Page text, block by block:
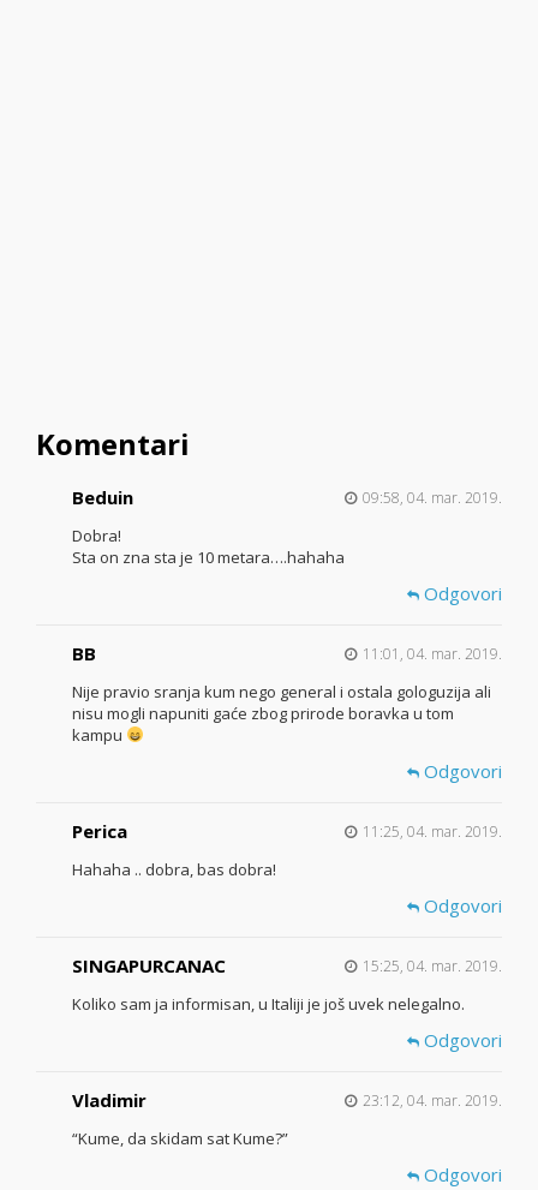
Komentari
Beduin 09:58, 04. mar. 2019.
Dobra!
Sta on zna sta je 10 metara….hahaha
Odgovori
BB 11:01, 04. mar. 2019.
Nije pravio sranja kum nego general i ostala gologuzija ali
nisu mogli napuniti gaće zbog prirode boravka u tom
kampu
Odgovori
Perica 11:25, 04. mar. 2019.
Hahaha .. dobra, bas dobra!
Odgovori
SINGAPURCANAC 15:25, 04. mar. 2019.
Koliko sam ja informisan, u Italiji je još uvek nelegalno.
Odgovori
Vladimir 23:12, 04. mar. 2019.
“Kume, da skidam sat Kume?”
Odgovori